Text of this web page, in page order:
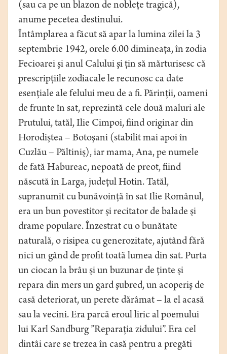
(sau ca pe un blazon de nobleţe tragică),
anume pecetea destinului.
Întâmplarea a făcut să apar la lumina zilei la 3
septembrie 1942, orele 6.00 dimineaţa, în zodia
Fecioarei şi anul Calului şi ţin să mărturisesc că
prescripţiile zodiacale le recunosc ca date
esenţiale ale felului meu de a fi. Părinţii, oameni
de frunte în sat, reprezintă cele două maluri ale
Prutului, tatăl, Ilie Cimpoi, fiind originar din
Horodiştea – Botoşani (stabilit mai apoi în
Cuzlău – Păltiniş), iar mama, Ana, pe numele
de fată Habureac, nepoată de preot, fiind
născută în Larga, judeţul Hotin. Tatăl,
supranumit cu bunăvoinţă în sat Ilie Românul,
era un bun povestitor şi recitator de balade şi
drame populare. Înzestrat cu o bunătate
naturală, o risipea cu generozitate, ajutând fără
nici un gând de profit toată lumea din sat. Purta
un ciocan la brâu şi un buzunar de ţinte şi
repara din mers un gard şubred, un acoperiş de
casă deteriorat, un perete dărâmat – la el acasă
sau la vecini. Era parcă eroul liric al poemului
lui Karl Sandburg ”Reparaţia zidului”. Era cel
dintâi care se trezea în casă pentru a pregăti